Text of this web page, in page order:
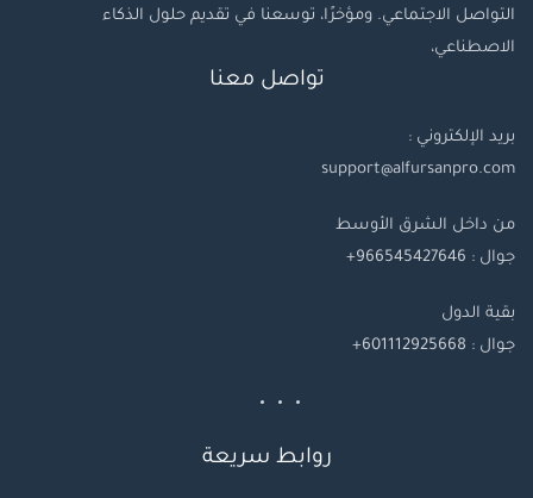
التواصل الاجتماعي. ومؤخرًا، توسعنا في تقديم حلول الذكاء
الاصطناعي،
تواصل معنا
بريد الإلكتروني :
support@alfursanpro.com
من داخل الشرق الأوسط
جوال : 966545427646+
بقية الدول
جوال : 601112925668+
روابط سريعة